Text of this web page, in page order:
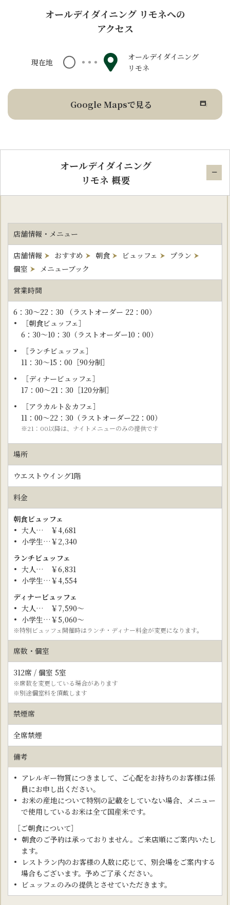
オールデイダイニング リモネへの
アクセス
現在地
オールデイダイニング
リモネ
Google Mapsで見る
オールデイダイニング
リモネ 概要
店舗情報・メニュー
店舗情報 おすすめ 朝食 ビュッフェ
プラン
個室
メニューブック
営業時間
6：30～22：30 （ラストオーダー 22：00）
［朝食ビュッフェ］
6：30～10：30（ラストオーダー10：00）
［ランチビュッフェ］
11：30～15：00［90分制］
［ディナービュッフェ］
17：00～21：30［120分制］
［アラカルト＆カフェ］
11：00～22：30（ラストオーダー22：00）
※21：00以降は、ナイトメニューのみの提供です
場所
ウエストウイング1階
料金
朝食ビュッフェ
大人… ￥4,681
小学生…￥2,340
ランチビュッフェ
大人… ￥6,831
小学生…￥4,554
ディナービュッフェ
大人… ￥7,590～
小学生…￥5,060～
※特別ビュッフェ開催時はランチ・ディナー料金が変更になります。
席数・個室
312席 / 個室 5室
※席数を変更している場合があります
※別途個室料を頂戴します
禁煙席
全席禁煙
備考
アレルギー物質につきまして、ご心配をお持ちのお客様は係
員にお申し出ください。
お米の産地について特別の記載をしていない場合、メニュー
で使用しているお米は全て国産米です。
［ご朝食について］
朝食のご予約は承っておりません。ご来店順にご案内いたし
ます。
レストラン内のお客様の人数に応じて、別会場をご案内する
場合もございます。予めご了承ください。
ビュッフェのみの提供とさせていただきます。